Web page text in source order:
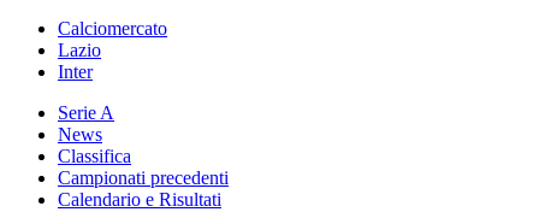
Calciomercato
Lazio
Inter
Serie A
News
Classifica
Campionati precedenti
Calendario e Risultati